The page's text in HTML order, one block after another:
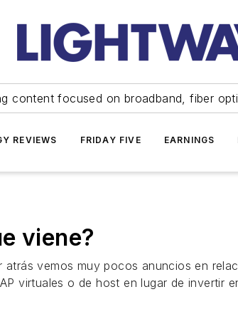
content focused on broadband, fiber
REVIEWS FRIDAY FIVE EARNINGS
viene?
atrás vemos muy pocos anuncios en
virtuales o de host en lugar de invertir